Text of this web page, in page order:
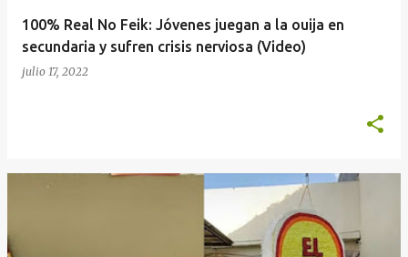
100% Real No Feik: Jóvenes juegan a la ouija en
secundaria y sufren crisis nerviosa (Video)
julio 17, 2022